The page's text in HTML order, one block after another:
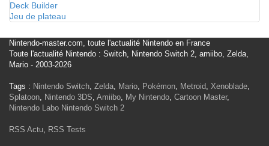
Deck Builder
Jeu de plateau
Nintendo-master.com, toute l'actualité Nintendo en France
Toute l'actualité Nintendo : Switch, Nintendo Switch 2, amiibo, Zelda,
Mario - 2003-2026
Tags : Nintendo Switch, Zelda, Mario, Pokémon, Metroid, Xenoblade,
Splatoon, Nintendo 3DS, Amiibo, My Nintendo, Cartoon Master,
Nintendo Labo Nintendo Switch 2
RSS Actu, RSS Tests